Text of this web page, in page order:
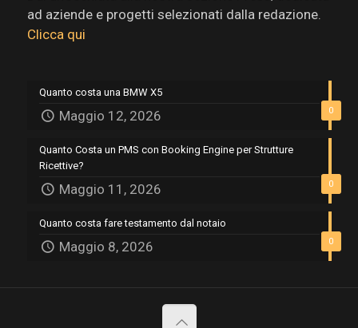
ad aziende e progetti selezionati dalla redazione.
Clicca qui
0
Quanto costa una BMW X5
Maggio 12, 2026
0
Quanto Costa un PMS con Booking Engine per Strutture
Ricettive?
Maggio 11, 2026
0
Quanto costa fare testamento dal notaio
Maggio 8, 2026